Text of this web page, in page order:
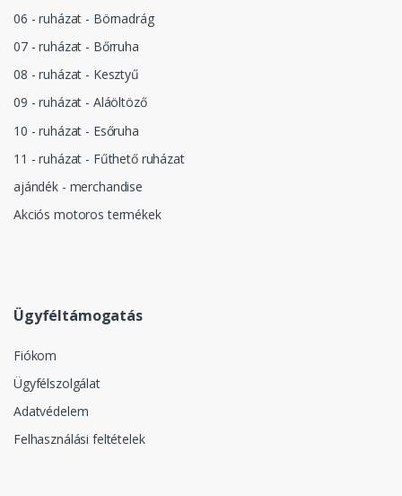
06 - ruházat - Börnadrág
07 - ruházat - Bőrruha
08 - ruházat - Kesztyű
09 - ruházat - Aláöltöző
10 - ruházat - Esőruha
11 - ruházat - Fűthető ruházat
ajándék - merchandise
Akciós motoros termékek
Ügyféltámogatás
Fiókom
Ügyfélszolgálat
Adatvédelem
Felhasználási feltételek